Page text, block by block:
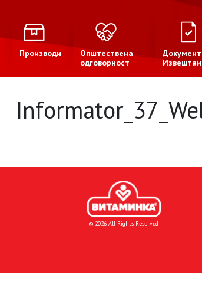
Производи
Општествена
одговорност
Извештаи
© 2026 All Rights Reserved